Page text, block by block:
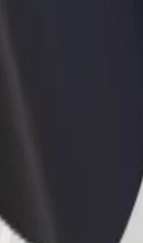
Yrityksellesi
ja löydä täydellinen